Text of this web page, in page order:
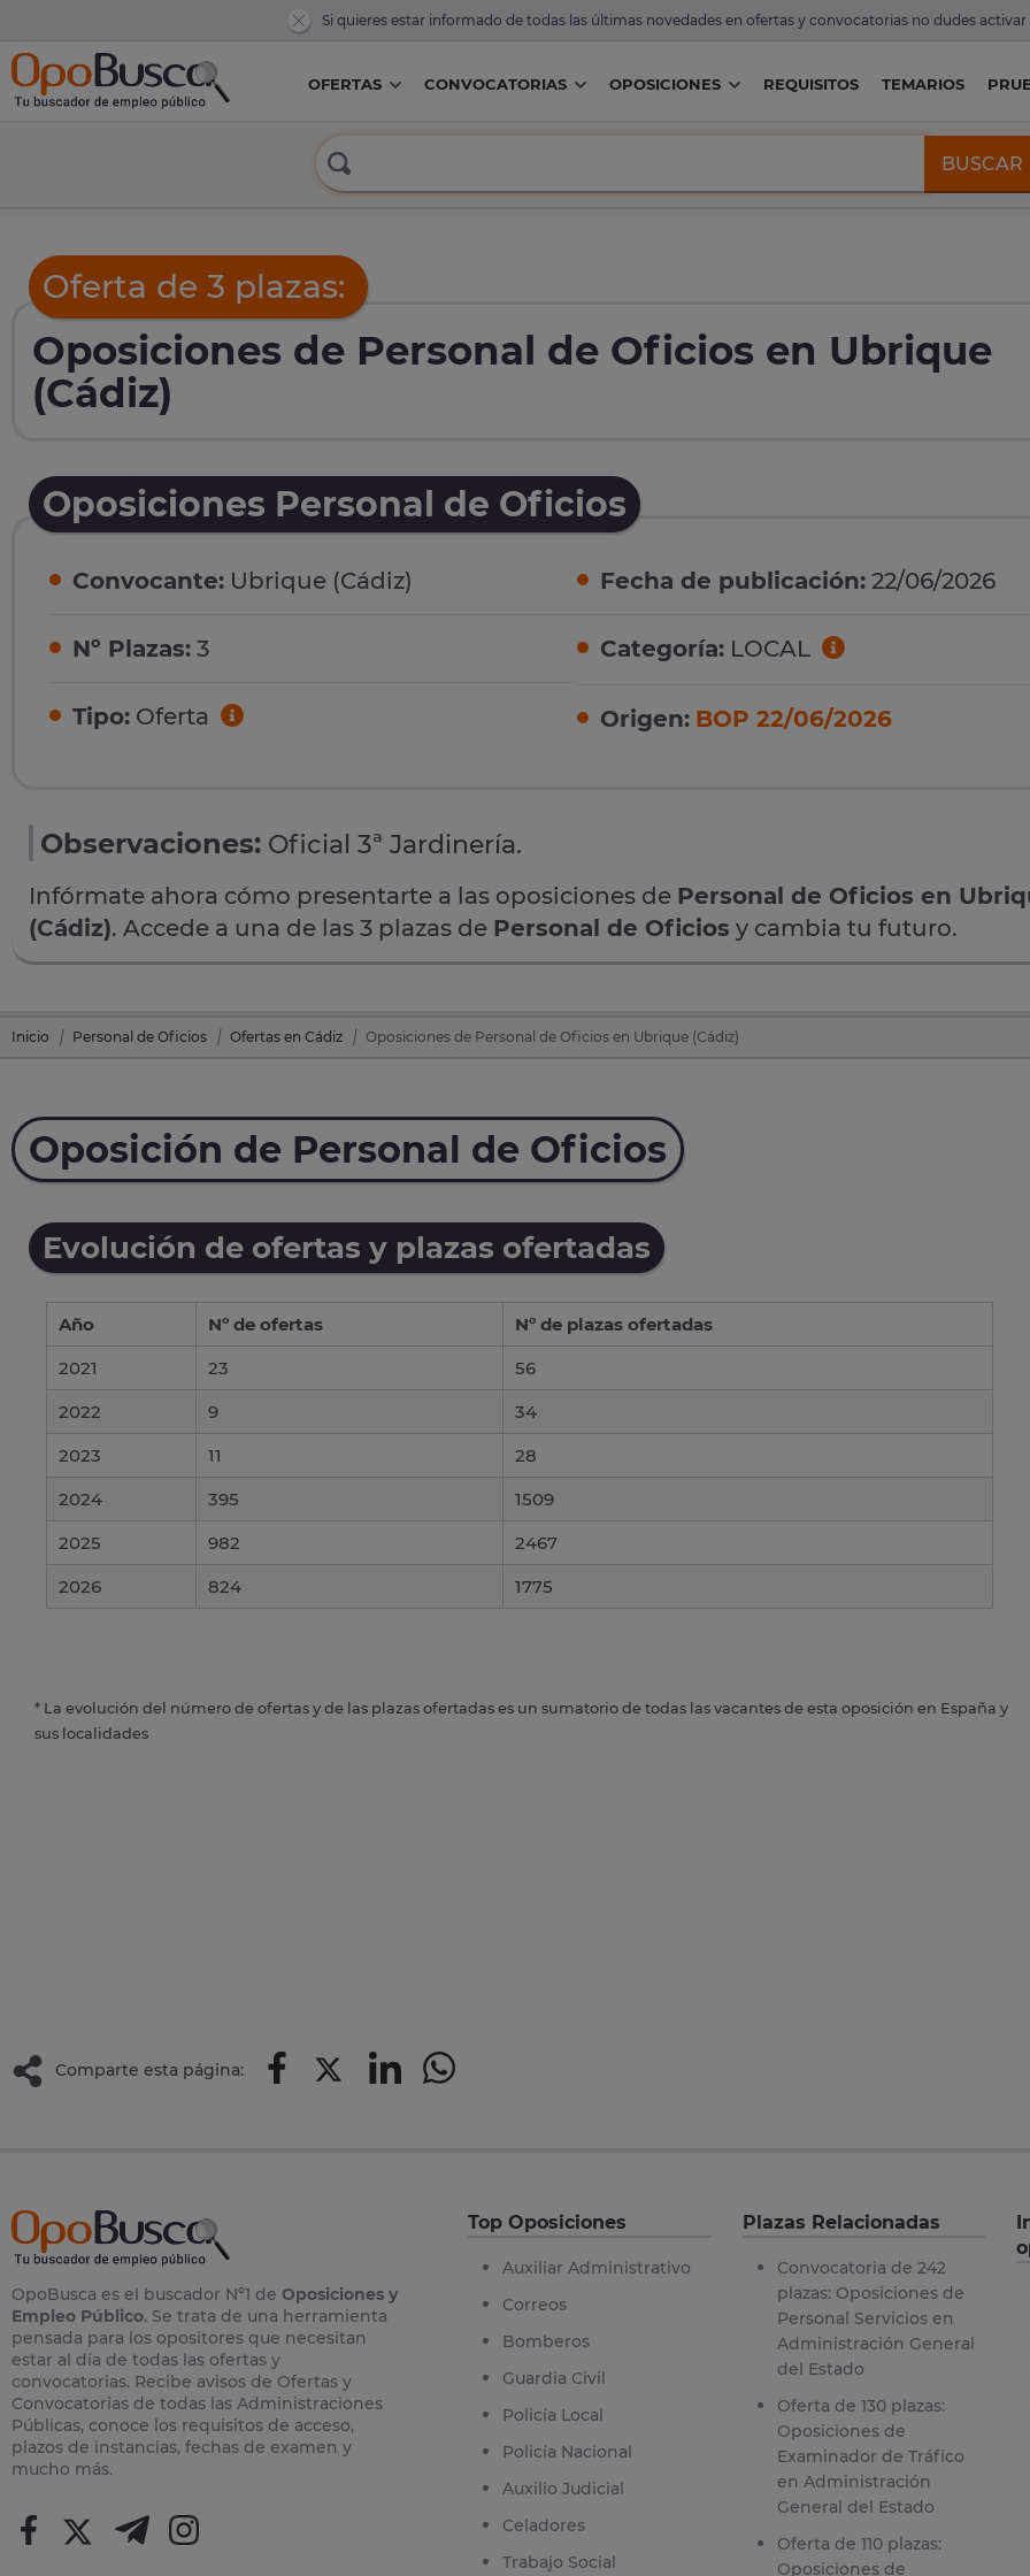
Si quieres estar informado de todas las últimas novedades en ofertas y convocatorias no dudes activar
OFERTAS CONVOCATORIAS OPOSICIONES REQUISITOS TEMARIOS
BUSCAR
Oferta de 3 plazas:
Oposiciones de Personal de Oficios en Ubrique
(Cádiz)
Oposiciones Personal de Oficios
Convocante: Ubrique (Cádiz)
Nº Plazas: 3
Tipo: Oferta
Fecha de publicación: 22/06/2026
Categoría: LOCAL
Origen: BOP 22/06/2026
Observaciones: Oficial 3ª Jardinería.
Infórmate ahora cómo presentarte a las oposiciones de Personal de Oficios en
(Cádiz). Accede a una de las 3 plazas de Personal de Oficios y cambia tu futuro.
Inicio Personal de Oficios Ofertas en Cádiz Oposiciones de Personal de Oficios en Ubrique (Cádiz)
Oposición de Personal de Oficios
Evolución de ofertas y plazas ofertadas
Año Nº de ofertas
Nº de plazas ofertadas
2021
23
56
2022
9
34
2023
11
28
2024
395
1509
2025
982
2467
2026
824 1775
* La evolución del número de ofertas y de las plazas ofertadas es un sumatorio de todas las vacantes de esta oposición en España y
sus localidades
Comparte esta página:
OpoBusca es el buscador Nº1 de Oposiciones y
Empleo Público. Se trata de una herramienta
pensada para los opositores que necesitan
estar al día de todas las ofertas y
convocatorias. Recibe avisos de Ofertas y
Convocatorias de todas las Administraciones
Públicas, conoce los requisitos de acceso,
plazos de instancias, fechas de examen y
mucho más.
Top Oposiciones
Auxiliar Administrativo
Correos
Bomberos
Guardia Civil
Policía Local
Policía Nacional
Auxilio Judicial
Celadores
Trabajo Social
Plazas Relacionadas
Convocatoria de 242
plazas: Oposiciones de
Personal Servicios en
Administración General
del Estado
Oferta de 130 plazas:
Oposiciones de
Examinador de Tráfico
en Administración
General del Estado
Oferta de 110 plazas:
Oposiciones de